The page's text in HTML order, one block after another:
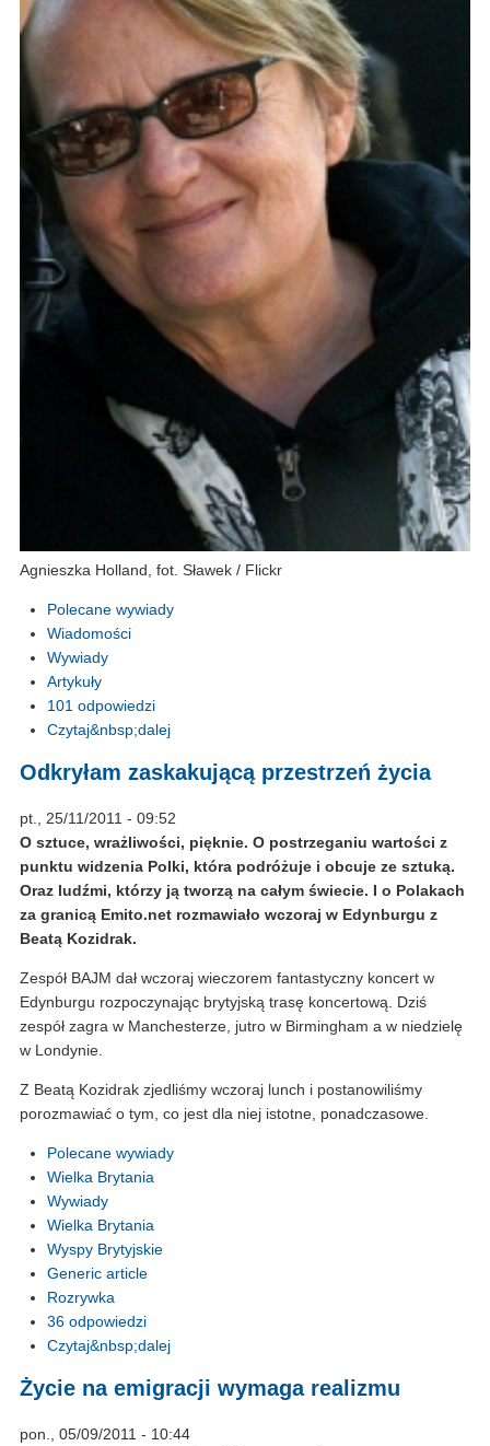
Agnieszka Holland, fot. Sławek / Flickr
Polecane wywiady
Wiadomości
Wywiady
Artykuły
101 odpowiedzi
Czytaj&nbsp;dalej
Odkryłam zaskakującą przestrzeń życia
pt., 25/11/2011 - 09:52
O sztuce, wrażliwości, pięknie. O postrzeganiu wartości z
punktu widzenia Polki, która podróżuje i obcuje ze sztuką.
Oraz ludźmi, którzy ją tworzą na całym świecie. I o Polakach
za granicą Emito.net rozmawiało wczoraj w Edynburgu z
Beatą Kozidrak.
Zespół BAJM dał wczoraj wieczorem fantastyczny koncert w
Edynburgu rozpoczynając brytyjską trasę koncertową. Dziś
zespół zagra w Manchesterze, jutro w Birmingham a w niedzielę
w Londynie.
Z Beatą Kozidrak zjedliśmy wczoraj lunch i postanowiliśmy
porozmawiać o tym, co jest dla niej istotne, ponadczasowe.
Polecane wywiady
Wielka Brytania
Wywiady
Wielka Brytania
Wyspy Brytyjskie
Generic article
Rozrywka
36 odpowiedzi
Czytaj&nbsp;dalej
Życie na emigracji wymaga realizmu
pon., 05/09/2011 - 10:44